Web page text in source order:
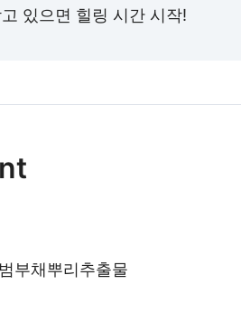
있으면 힐링 시간 시작!
부채뿌리추출물